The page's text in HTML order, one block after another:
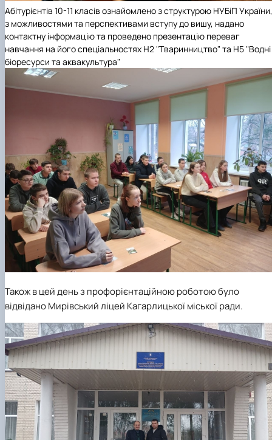
Абітурієнтів 10-11 класів ознайомлено з структурою НУБіП України,
з можливостями та перспективами вступу до вишу, надано
контактну інформацію та проведено презентацію переваг
навчання на його спеціальностях Н2 "Тваринництво" та Н5 "Водні
біоресурси та аквакультура"
Також в цей день з профорієнтаційною роботою було
відвідано Мирівський ліцей Кагарлицької міської ради.